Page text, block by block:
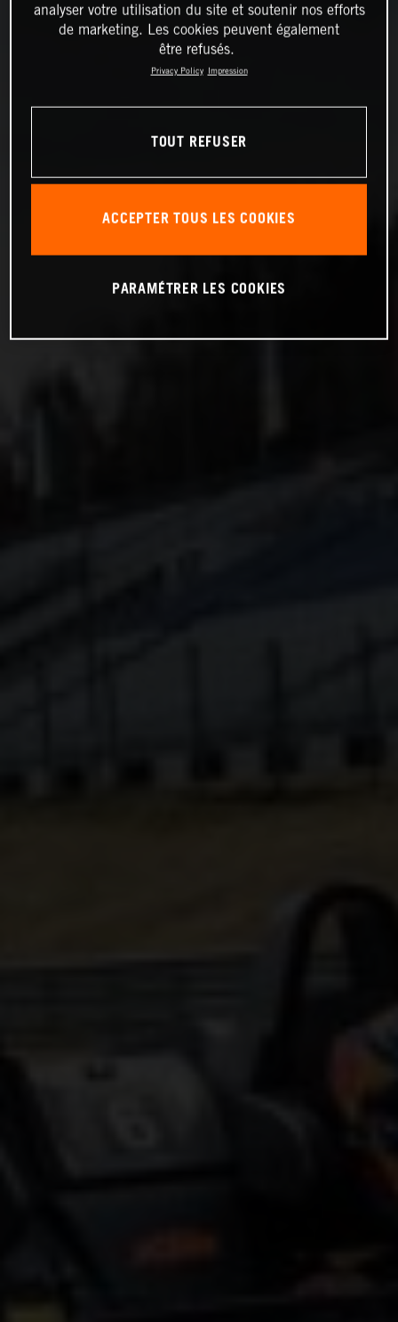
analyser votre utilisation du site et soutenir nos efforts
de marketing. Les cookies peuvent également
être refusés.
Privacy Policy Impression
TOUT REFUSER
ACCEPTER TOUS LES COOKIES
PARAMÉTRER LES COOKIES